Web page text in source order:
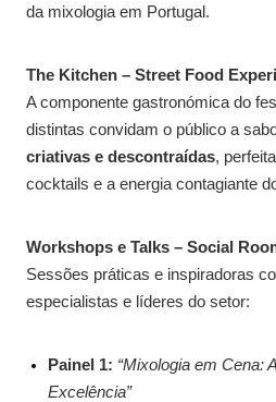
da mixologia em Portugal.
The Kitchen – Street Food
A componente gastronómica do
distintas convidam o público a
criativas e descontraídas,
cocktails e a energia contagiante
Workshops e Talks – Social
Sessões práticas e inspiradoras
especialistas e líderes do setor:
Painel 1: “Mixologia em Cena:
Excelência”